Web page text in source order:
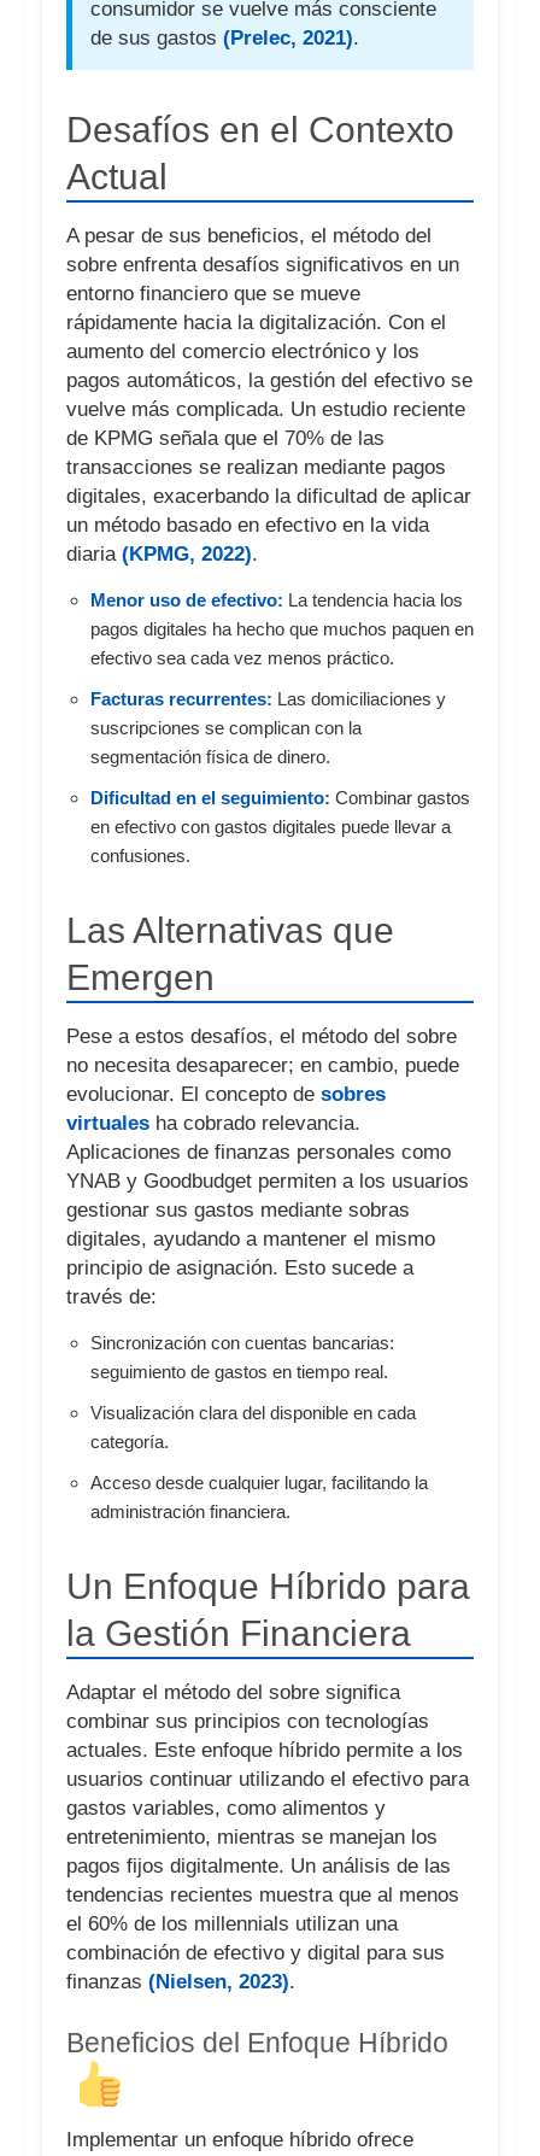
consumidor se vuelve más consciente
de sus gastos (Prelec, 2021).
Desafíos en el Contexto
Actual
A pesar de sus beneficios, el método del
sobre enfrenta desafíos significativos en un
entorno financiero que se mueve
rápidamente hacia la digitalización. Con el
aumento del comercio electrónico y los
pagos automáticos, la gestión del efectivo se
vuelve más complicada. Un estudio reciente
de KPMG señala que el 70% de las
transacciones se realizan mediante pagos
digitales, exacerbando la dificultad de aplicar
un método basado en efectivo en la vida
diaria (KPMG, 2022).
Menor uso de efectivo: La tendencia hacia los
pagos digitales ha hecho que muchos paquen en
efectivo sea cada vez menos práctico.
Facturas recurrentes: Las domiciliaciones y
suscripciones se complican con la
segmentación física de dinero.
Dificultad en el seguimiento: Combinar gastos
en efectivo con gastos digitales puede llevar a
confusiones.
Las Alternativas que
Emergen
Pese a estos desafíos, el método del sobre
no necesita desaparecer; en cambio, puede
evolucionar. El concepto de sobres
virtuales ha cobrado relevancia.
Aplicaciones de finanzas personales como
YNAB y Goodbudget permiten a los usuarios
gestionar sus gastos mediante sobras
digitales, ayudando a mantener el mismo
principio de asignación. Esto sucede a
través de:
Sincronización con cuentas bancarias:
seguimiento de gastos en tiempo real.
Visualización clara del disponible en cada
categoría.
Acceso desde cualquier lugar, facilitando la
administración financiera.
Un Enfoque Híbrido para
la Gestión Financiera
Adaptar el método del sobre significa
combinar sus principios con tecnologías
actuales. Este enfoque híbrido permite a los
usuarios continuar utilizando el efectivo para
gastos variables, como alimentos y
entretenimiento, mientras se manejan los
pagos fijos digitalmente. Un análisis de las
tendencias recientes muestra que al menos
el 60% de los millennials utilizan una
combinación de efectivo y digital para sus
finanzas (Nielsen, 2023).
Beneficios del Enfoque Híbrido
Implementar un enfoque híbrido ofrece